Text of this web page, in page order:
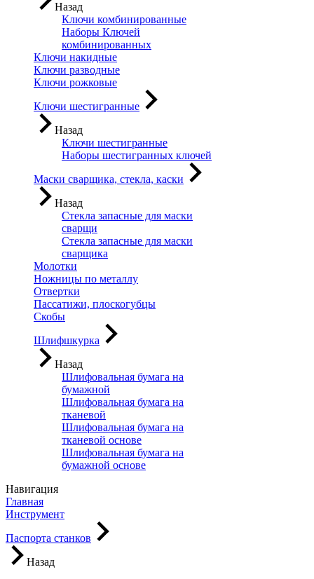
Назад
Ключи комбинированные
Наборы Ключей
комбинированных
Ключи накидные
Ключи разводные
Ключи рожковые
Ключи шестигранные
Назад
Ключи шестигранные
Наборы шестигранных ключей
Маски сварщика, стекла, каски
Назад
Стекла запасные для маски
сварщи
Стекла запасные для маски
сварщика
Молотки
Ножницы по металлу
Отвертки
Пассатижи, плоскогубцы
Скобы
Шлифшкурка
Назад
Шлифовальная бумага на
бумажной
Шлифовальная бумага на
тканевой
Шлифовальная бумага на
тканевой основе
Шлифовальная бумага на
бумажной основе
Навигация
Главная
Инструмент
Паспорта станков
Назад